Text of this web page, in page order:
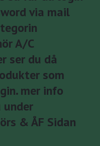
via mail
A/C
ser du då
som
mer info
& ÅF Sidan